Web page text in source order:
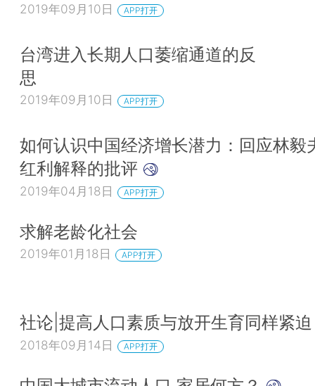
2019年09月10日 APP打开
台湾进入长期人口萎缩通道的反
思
2019年09月10日 APP打开
如何认识中国经济增长潜力：回应林毅
红利解释的批评
2019年04月18日 APP打开
求解老龄化社会
2019年01月18日 APP打开
社论|提高人口素质与放开生育同样紧迫
2018年09月14日 APP打开